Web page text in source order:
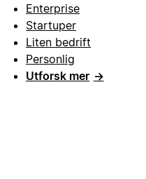
Enterprise
Startuper
Liten bedrift
Personlig
Utforsk mer →